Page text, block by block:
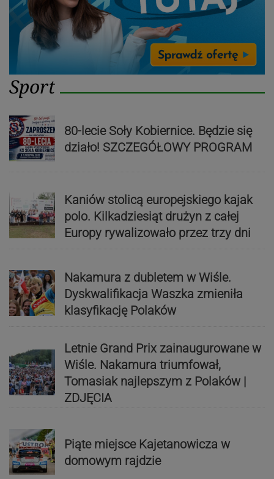
Sport
80-lecie Soły Kobiernice. Będzie się
działo! SZCZEGÓŁOWY PROGRAM
Kaniów stolicą europejskiego kajak
polo. Kilkadziesiąt drużyn z całej
Europy rywalizowało przez trzy dni
Nakamura z dubletem w Wiśle.
Dyskwalifikacja Waszka zmieniła
klasyfikację Polaków
Letnie Grand Prix zainaugurowane w
Wiśle. Nakamura triumfował,
Tomasiak najlepszym z Polaków |
ZDJĘCIA
Piąte miejsce Kajetanowicza w
domowym rajdzie